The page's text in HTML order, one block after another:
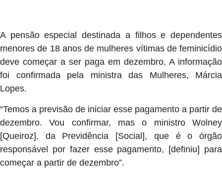
A pensão especial destinada a filhos e dependentes
menores de 18 anos de mulheres vítimas de feminicídio
deve começar a ser paga em dezembro. A informação
foi confirmada pela ministra das Mulheres, Márcia
Lopes.
“Temos a previsão de iniciar esse pagamento a partir de
dezembro. Vou confirmar, mas o ministro Wolney
[Queiroz], da Previdência [Social], que é o órgão
responsável por fazer esse pagamento, [definiu] para
começar a partir de dezembro”.